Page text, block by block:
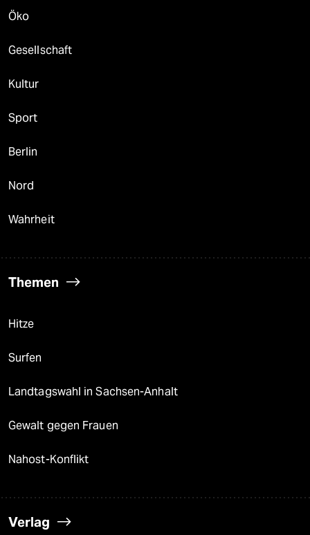
Öko
Gesellschaft
Kultur
Sport
Berlin
Nord
Wahrheit
Themen
Hitze
Surfen
Landtagswahl in Sachsen-Anhalt
Gewalt gegen Frauen
Nahost-Konflikt
Verlag